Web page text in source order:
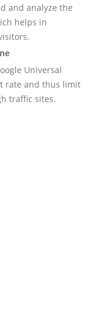
and analyze the
helps in
Universal
rate and thus limit
traffic sites.